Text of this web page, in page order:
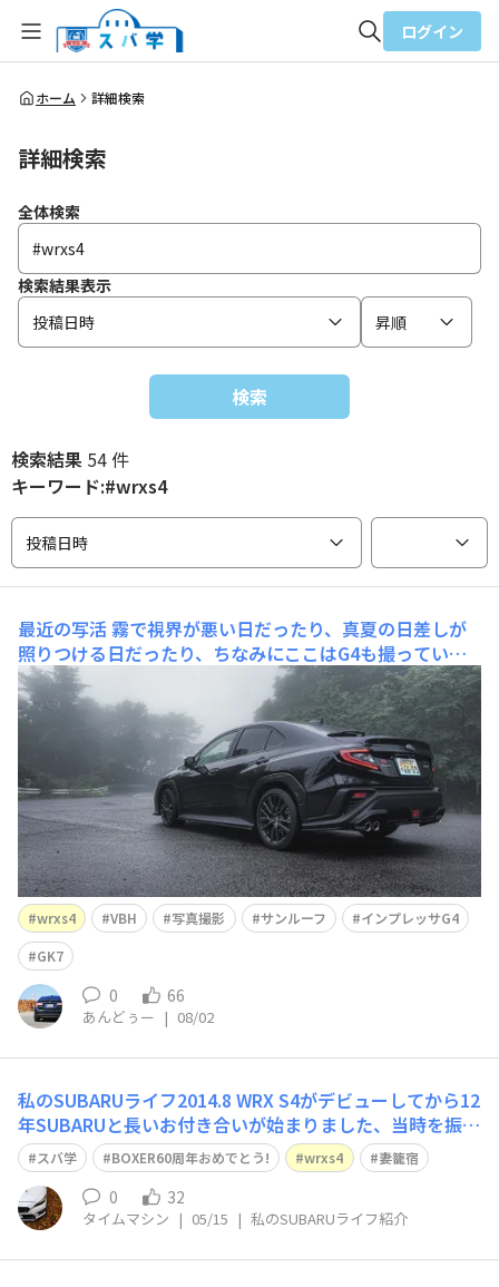
全体検索
ログイン
ホーム 詳細検索
詳細検索
全体検索
検索結果表示
投稿日時
昇順
検索
検索結果 54 件
キーワード:#wrxs4
投稿日時
最近の写活霧で視界が悪い日だったり、真夏の日差しが
照りつける日だったり、ちなみにここはG4も撮っていた
思い出の場所です。標高1000m近くまで涼を求めて登った
り。ちなみにここは気温が26℃ぐらいで、平地よりも1
0℃ほど低かったです。夏の間だけでもここに居たいぐら
いでした。最近は暑すぎてエアコンフル稼働なので、
wrxs4 VBH 写真撮影 サンルーフ
インプレッサG4
GK7
0 66
あんどぅー | 08/02
私のSUBARUライフ​2014.8 WRX S4がデビューしてから12
年SUBARUと長いお付き合いが始まりました、当時を振り
返り担当して頂いた方との他愛もないコミュニケーショ
ン、とても楽かった事を今も覚えています✨WRXはWorld
Rally ChampionshipのWRと過去スポーツグレー
スバ学 BOXER60周年おめでとう! wrxs4 妻籠宿
0 32
タイムマシン | 05/15 | 私のSUBARUライフ紹介